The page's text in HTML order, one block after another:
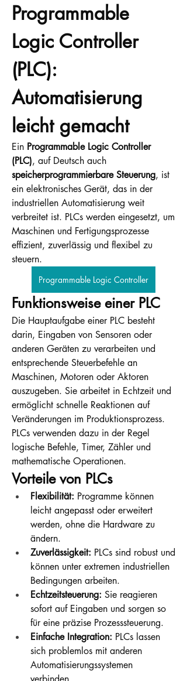
Programmable
Logic Controller
(PLC):
Automatisierung
leicht gemacht
Ein Programmable Logic Controller
(PLC)
speicherprogrammierbare Steuerung, ist
ein elektronisches Gerät, das in der
industriellen Automatisierung weit
verbreitet ist. PLCs werden eingesetzt, um
Maschinen und Fertigungsprozesse
effizient, zuverlässig und flexibel zu
steuern.
Programmable Logic Controller
Funktionsweise einer PLC
Die Hauptaufgabe einer PLC besteht
darin, Eingaben von Sensoren oder
anderen Geräten zu verarbeiten und
entsprechende Steuerbefehle an
Maschinen, Motoren oder Aktoren
auszugeben. Sie arbeitet in Echtzeit und
ermöglicht schnelle Reaktionen auf
Veränderungen im Produktionsprozess.
PLCs verwenden dazu in der Regel
logische Befehle, Timer, Zähler und
mathematische Operationen.
Vorteile von PLCs
Flexibilität: Programme können
leicht angepasst oder erweitert
werden, ohne die Hardware zu
ändern.
Zuverlässigkeit: PLCs sind robust und
können unter extremen industriellen
Bedingungen arbeiten.
Echtzeitsteuerung: Sie reagieren
sofort auf Eingaben und sorgen so
für eine präzise Prozesssteuerung.
Einfache Integration: PLCs lassen
sich problemlos mit anderen
Automatisierungssystemen